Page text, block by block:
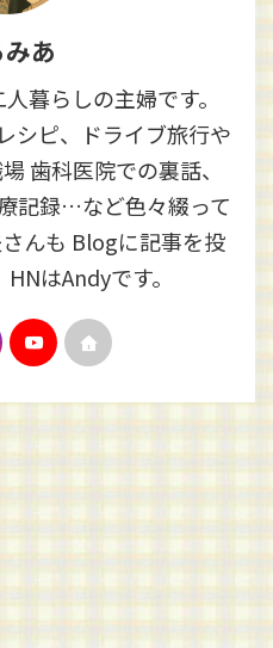
あ
暮らしの主婦です。
シピ、ドライブ旅行や
歯科医院での裏話、
記録…など色々綴って
んも Blogに記事を投
はAndyです。